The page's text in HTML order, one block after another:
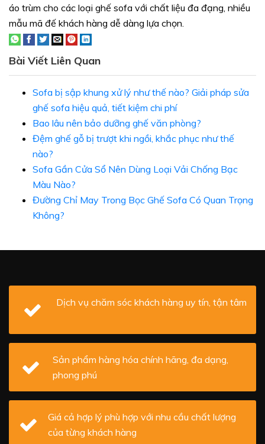
áo trùm cho các loại ghế sofa với chất liệu đa đạng, nhiều
mẫu mã đế khách hàng dễ dàng lựa chọn.
Bài Viết Liên Quan
Sofa bị sập khung xử lý như thế nào? Giải pháp sửa
ghế sofa hiệu quả, tiết kiệm chi phí
Bao lâu nên bảo dưỡng ghế văn phòng?
Đệm ghế gỗ bị trượt khi ngồi, khắc phục như thế
nào?
Sofa Gần Cửa Sổ Nên Dùng Loại Vải Chống Bạc
Màu Nào?
Đường Chỉ May Trong Bọc Ghế Sofa Có Quan Trọng
Không?
Dịch vụ chăm sóc khách hàng uy tín, tận tâm
Sản phẩm hàng hóa chính hãng, đa dạng,
phong phú
Giá cả hợp lý phù hợp với nhu cầu chất lượng
của từng khách hàng